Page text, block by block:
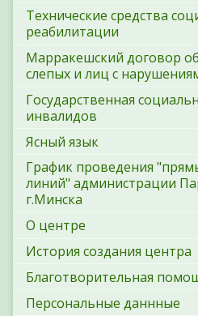
Технические средства
реабилитации
Марракешский договор
слепых и лиц с
Государственная
инвалидов
Ясный язык
График проведения
линий" администрации
г.Минска
О центре
История создания центра
Благотворительная
Персональные даннные